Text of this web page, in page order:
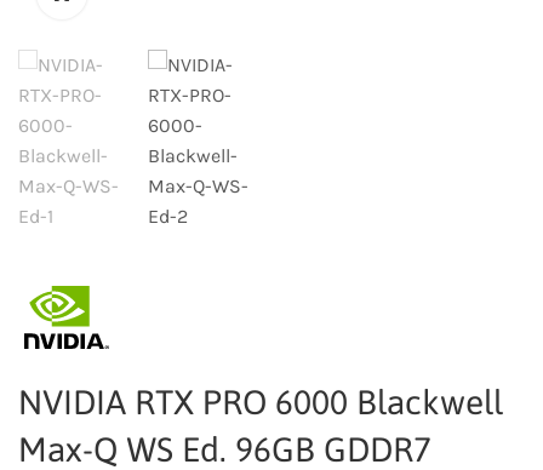
NVIDIA RTX PRO 6000 Blackwell
Max-Q WS Ed. 96GB GDDR7